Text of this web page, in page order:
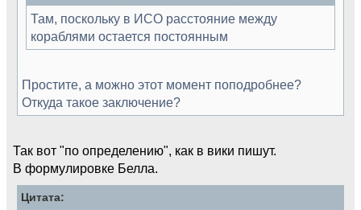
Там, поскольку в ИСО расстояние между
кораблями остается постоянным
Простите, а можно этот момент поподробнее?
Откуда такое заключение?
Так вот "по определению", как в вики пишут.
В формулировке Белла.
Цитата: